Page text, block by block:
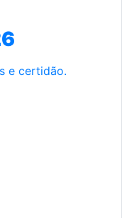
e certidão.